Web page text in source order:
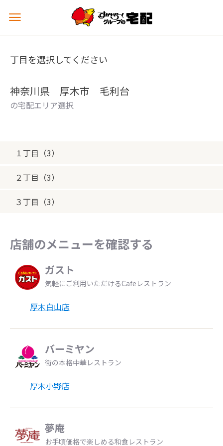
メ
ュ
を
丁目を選択してください
神奈川県 厚木市 毛利台
の宅配エリア選択
１丁目（3）
２丁目（3）
３丁目（3）
店舗のメニューを確認する
ガスト
気軽にご利用いただけるCafeレストラン
厚木白山店
バーミヤン
街の本格中華レストラン
厚木小野店
夢庵
お手頃価格で楽しめる和食レストラン